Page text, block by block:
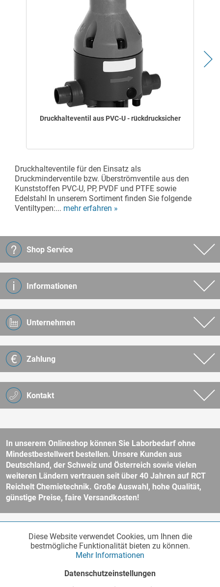
Druckhalteventil aus PVC-U - rückdrucksicher
Druckhalteventile für den Einsatz als
Druckminderventile bzw. Überströmventile aus den
Kunststoffen PVC-U, PP, PVDF und PTFE sowie
Edelstahl In unserem Sortiment finden Sie folgende
Ventiltypen:... mehr erfahren »
Kontakt
Shop Service
Informationen
Unternehmen
Zahlung
In unserem Onlineshop können Sie Laborbedarf ohne
Mindestbestellwert bestellen. Unsere Kunden aus
Deutschland, der Schweiz und Österreich sowie vielen
weiteren Ländern vertrauen seit über 40 Jahren auf RCT
Reichelt Chemietechnik. Große Auswahl, hohe Qualität,
günstige Preise, faire Versandkosten!
und ggf. Nachnahmegebühren, wenn nicht anders beschrieben.
Unser Webshop richtet sich an Unternehmer, öffentliche Institute und
andere gewerbliche Kunden im Sinne des § 14 BGB. Kein Verkauf an
für weitere Informationen.
Funktionale Aktiv
Diese Website verwendet Cookies, um Ihnen die
bestmögliche Funktionalität bieten zu können.
Mehr Informationen
Datenschutzeinstellungen